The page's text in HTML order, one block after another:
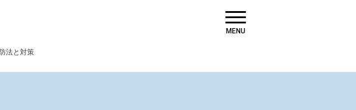
MENU
法と対策